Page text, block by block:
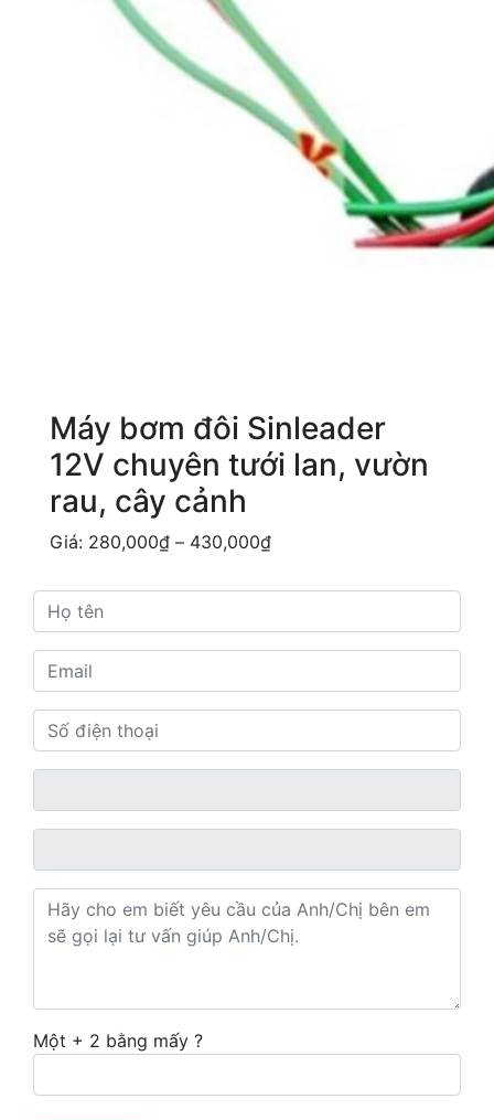
Máy bơm đôi Sinleader
12V chuyên tưới lan, vườn
rau, cây cảnh
Giá: 280,000₫ – 430,000₫
Một + 2 bằng mấy ?